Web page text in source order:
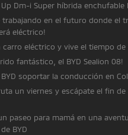
Up Dm-i Super híbrida enchufable
trabajando en el futuro donde el
eléctrico!
carro eléctrico y vive el tiempo
fantástico, el BYD Sealion 08!
soportar la conducción en
un viernes y escápate el fin
paseo para mamá en una
BYD